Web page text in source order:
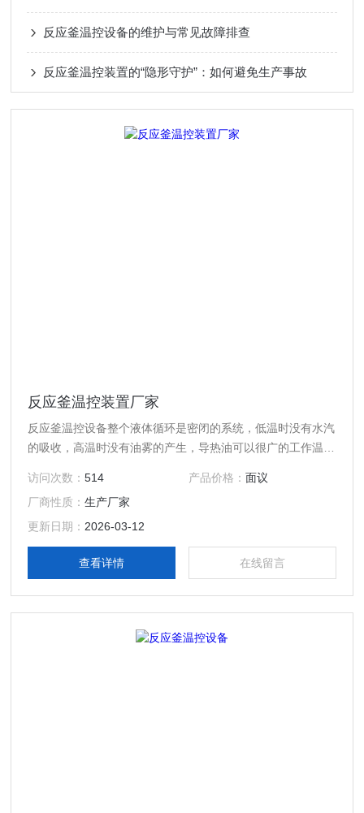
反应釜温控设备的维护与常见故障排查
反应釜温控装置的“隐形守护”：如何避免生产事故
反应釜温控装置厂家
反应釜温控设备整个液体循环是密闭的系统，低温时没有水汽
的吸收，高温时没有油雾的产生，导热油可以很广的工作温
离输送导热介质。
访问次数：514 产品价格： 面议
厂商性质：生产厂家
更新日期： 2026-03-12
查看详情 在线留言